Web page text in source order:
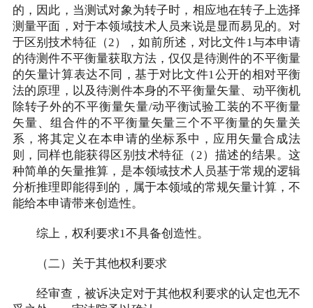
的，因此，当测试对象为转子时，相应地在转子上选择
测量平面，对于本领域技术人员来说是显而易见的。对
于区别技术特征（2），如前所述，对比文件1与本申请
的待测件不平衡量获取方法，仅仅是待测件的不平衡量
的矢量计算表达不同，基于对比文件1公开的相对平衡
法的原理，以及待测件本身的不平衡量矢量、动平衡机
除转子外的不平衡量矢量/动平衡试验工装的不平衡量
矢量、组合件的不平衡量矢量三个不平衡量的矢量关
系，将其定义在本申请的坐标系中，应用矢量合成法
则，同样也能获得区别技术特征（2）描述的结果。这
种简单的矢量推算，是本领域技术人员基于常规的逻辑
分析推理即能得到的，属于本领域的常规矢量计算，不
能给本申请带来创造性。
综上，权利要求1不具备创造性。
（二）关于其他权利要求
经审查，被诉决定对于其他权利要求的认定也无不